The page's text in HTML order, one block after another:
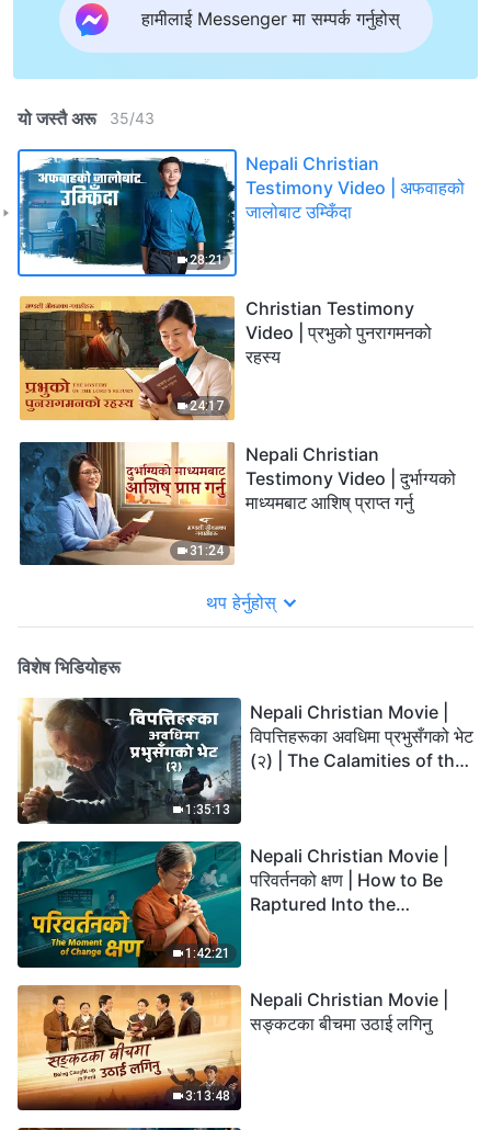
हामीलाई Messenger मा सम्पर्क गर्नुहोस्
यो जस्तै अरू 35/43
28:21
Nepali Christian
Testimony Video | अफवाहको
जालोबाट उम्किँदा
24:17
Christian Testimony
Video | प्रभुको पुनरागमनको
रहस्य
31:24
Nepali Christian
Testimony Video | दुर्भाग्यको
माध्यमबाट आशिष्‌ प्राप्त गर्नु
थप हेर्नुहोस्
विशेष भिडियोहरू
1:35:13
Nepali Christian Movie |
विपत्तिहरूका अवधिमा प्रभुसँगको भेट
(२) | The Calamities of the
1:42:21
Nepali Christian Movie |
परिवर्तनको क्षण | How to Be
Raptured Into the
3:13:48
Nepali Christian Movie |
सङ्कटका बीचमा उठाई लगिनु